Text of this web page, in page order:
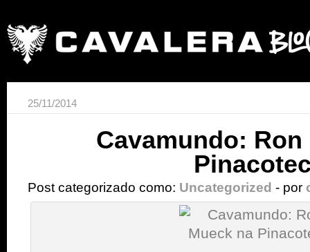
25/11/2014
Cavamundo: Ron
Post categorizado como: Uncategorized - por